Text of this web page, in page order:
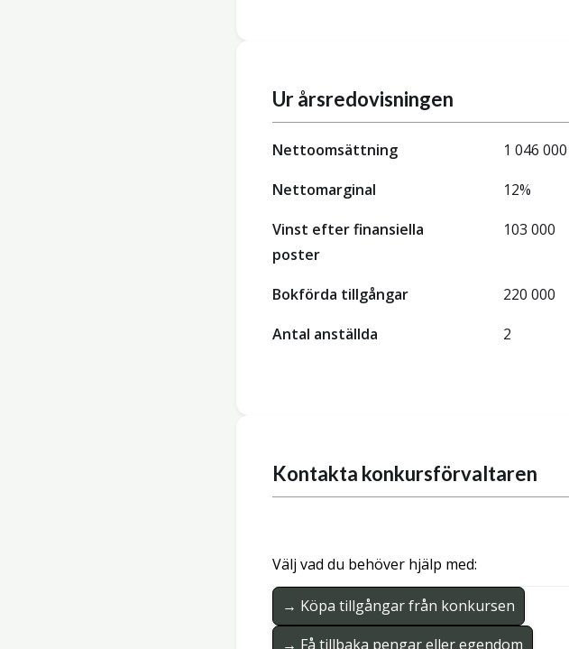
Ur årsredovisningen
Nettoomsättning
1 046 000
Nettomarginal
12%
Vinst efter finansiella
poster
103 000
Bokförda tillgångar
220 000
Antal anställda
2
Kontakta konkursförvaltaren
Välj vad du behöver hjälp med:
→ Köpa tillgångar från konkursen
→ Få tillbaka pengar eller egendom